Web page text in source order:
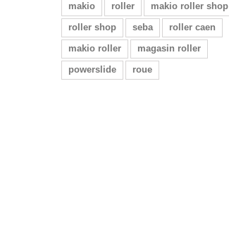
makio roller
makio roller shop
roller shop
seba
roller caen
makio roller
magasin roller
powerslide
roue